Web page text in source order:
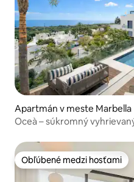
Apartmán v meste Marbella
Oceà – súkromný
Obľúbené medzi hosťami
Obľúbené medzi hosťami